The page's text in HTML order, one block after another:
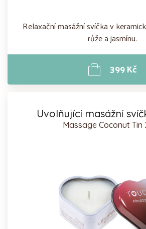
Relaxační masážní svíčka v
růže a jasmínu.
399 Kč
Uvolňující masážní
Massage Coconut Tin